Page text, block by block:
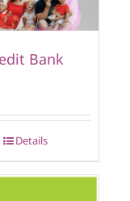
Bank
Details